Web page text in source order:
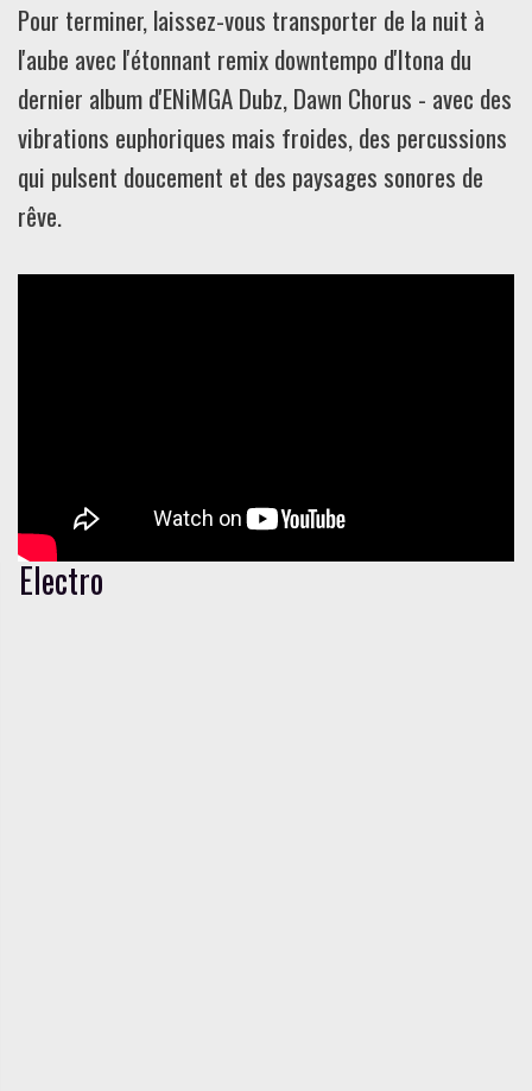
Pour terminer, laissez-vous transporter de la nuit à
l'aube avec l'étonnant remix downtempo d'Itona du
dernier album d'ENiMGA Dubz, Dawn Chorus - avec des
vibrations euphoriques mais froides, des percussions
qui pulsent doucement et des paysages sonores de
rêve.
Electro